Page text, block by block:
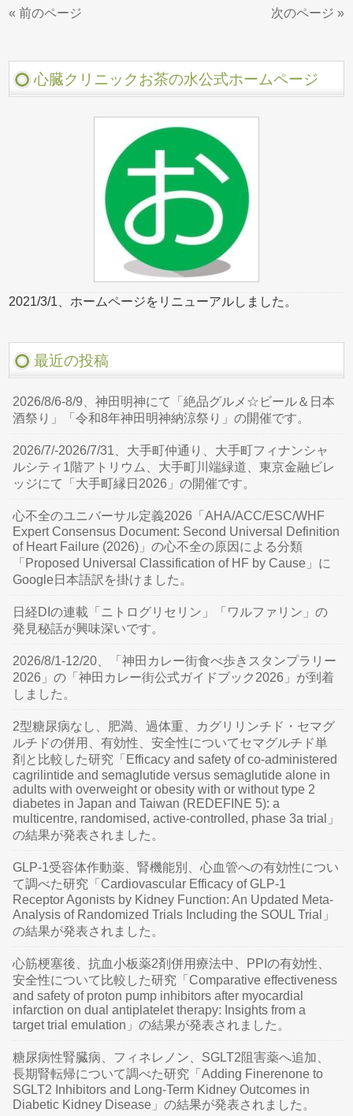
« 前のページ 次のページ »
心臓クリニックお茶の水公式ホームページ
2021/3/1、ホームページをリニューアルしました。
最近の投稿
2026/8/6-8/9、神田明神にて「絶品グルメ☆ビール＆日本
酒祭り」「令和8年神田明神納涼祭り」の開催です。
2026/7/-2026/7/31、大手町仲通り、大手町フィナンシャ
ルシティ1階アトリウム、大手町川端緑道、東京金融ビレ
ッジにて「大手町縁日2026」の開催です。
心不全のユニバーサル定義2026「AHA/ACC/ESC/WHF
Expert Consensus Document: Second Universal Definition
of Heart Failure (2026)」の心不全の原因による分類
「Proposed Universal Classification of HF by Cause」に
Google日本語訳を掛けました。
日経DIの連載「ニトログリセリン」「ワルファリン」の
発見秘話が興味深いです。
2026/8/1-12/20、「神田カレー街食べ歩きスタンプラリー
2026」の「神田カレー街公式ガイドブック2026」が到着
しました。
2型糖尿病なし、肥満、過体重、カグリリンチド・セマグ
ルチドの併用、有効性、安全性についてセマグルチド単
剤と比較した研究「Efficacy and safety of co-administered
cagrilintide and semaglutide versus semaglutide alone in
adults with overweight or obesity with or without type 2
diabetes in Japan and Taiwan (REDEFINE 5): a
multicentre, randomised, active-controlled, phase 3a trial」
の結果が発表されました。
GLP-1受容体作動薬、腎機能別、心血管への有効性につい
て調べた研究「Cardiovascular Efficacy of GLP-1
Receptor Agonists by Kidney Function: An Updated Meta-
Analysis of Randomized Trials Including the SOUL Trial」
の結果が発表されました。
心筋梗塞後、抗血小板薬2剤併用療法中、PPIの有効性、
安全性について比較した研究「Comparative effectiveness
and safety of proton pump inhibitors after myocardial
infarction on dual antiplatelet therapy: Insights from a
target trial emulation」の結果が発表されました。
糖尿病性腎臓病、フィネレノン、SGLT2阻害薬へ追加、
長期腎転帰について調べた研究「Adding Finerenone to
SGLT2 Inhibitors and Long-Term Kidney Outcomes in
Diabetic Kidney Disease」の結果が発表されました。